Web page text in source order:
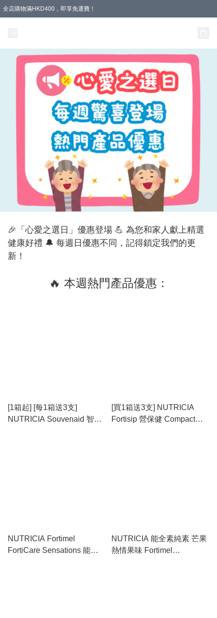
全店購物滿HKD400，即享免運費！
🎉「心愛之選日」優惠登場 💪 為您和家人獻上精選
健康好禮 🔔 每週日優惠不同，記得鎖定我們的更
新！
🔥 本週熱門產品優惠：
[1箱起] [每1箱送3支]
NUTRICIA Souvenaid 智敏
[買1箱送3支] NUTRICIA
Fortisip 營保健 Compact
NUTRICIA Fortimel
FortiCare Sensations 能全
NUTRICIA 能全素純素 芒果
熱情果味 Fortimel